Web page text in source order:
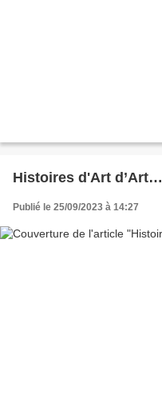
Histoires d'Art d’Art…
Publié le 25/09/2023 à 14:27